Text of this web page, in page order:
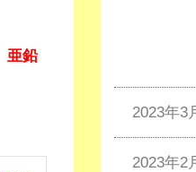
亜鉛
2023年3
2023年2